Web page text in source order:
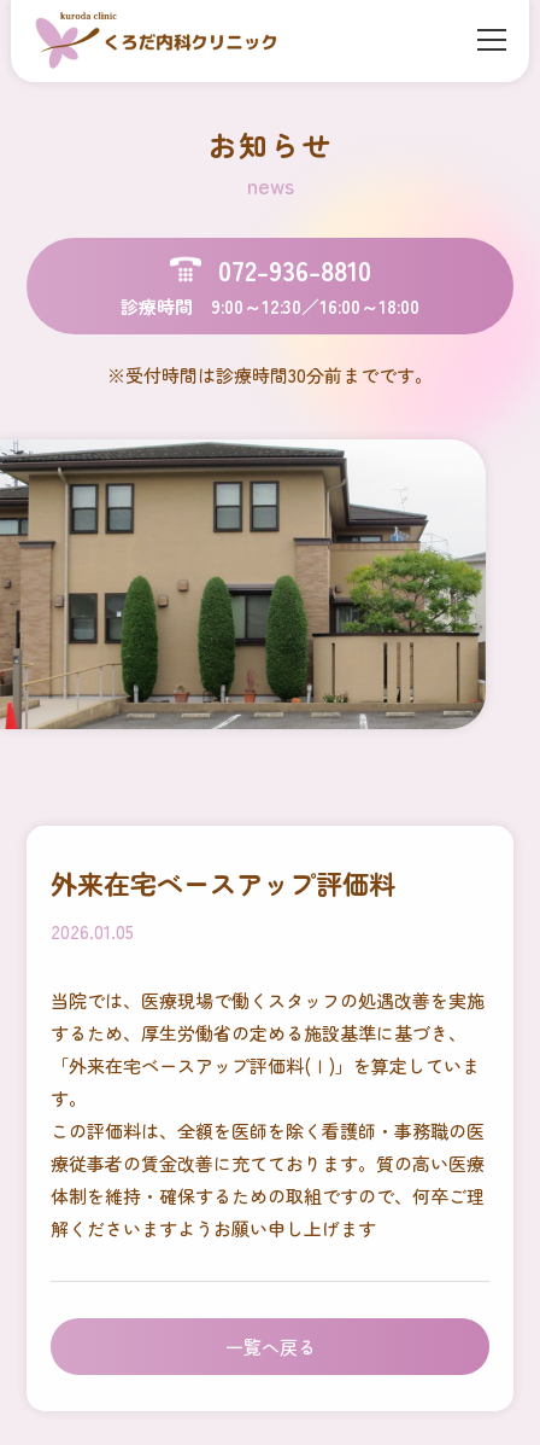
お知らせ
news
072-936-8810
診療時間 9:00～12:30／16:00～18:00
※受付時間は診療時間30分前までです。
外来在宅ベースアップ評価料
2026.01.05
当院では、医療現場で働くスタッフの処遇改善を実施
するため、厚生労働省の定める施設基準に基づき、
「外来在宅ベースアップ評価料(Ⅰ)」を算定していま
す。
この評価料は、全額を医師を除く看護師・事務職の医
療従事者の賃金改善に充てております。質の高い医療
体制を維持・確保するための取組ですので、何卒ご理
解くださいますようお願い申し上げます
一覧へ戻る